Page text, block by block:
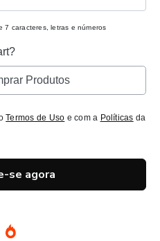
7 caracteres, letras e números
Produtos
Termos de Uso e com a Políticas da
se agora